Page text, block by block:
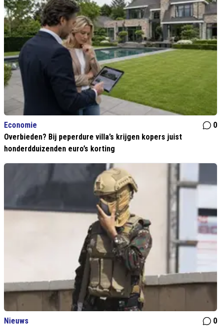
Economie
0
Overbieden? Bij peperdure villa’s krijgen kopers juist
honderdduizenden euro’s korting
Nieuws
0